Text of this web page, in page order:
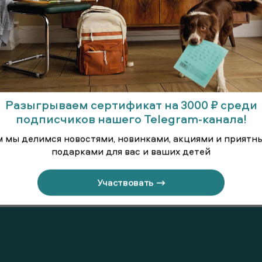
Джемпер
Разыгрываем сертификат на 3000 ₽ среди
подписчиков нашего Telegram-канала!
мы делимся новостями, новинками, акциями и
подарками для вас и ваших детей
Участвовать →